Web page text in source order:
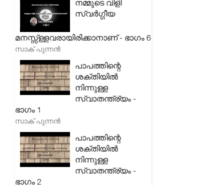
നമ്മുടെ വിളി
സ്വർഗ്ഗീയ
മനസ്സ്ള്ളവരായിരിക്കാനാണ് - ഭാഗം 6
സാക് പുന്നൻ
പാപത്തിന്റെ
ശക്തിയിൽ
നിന്നുള്ള
സ്വാതന്ത്ര്യം -
ഭാഗം 1
സാക് പുന്നൻ
പാപത്തിന്റെ
ശക്തിയിൽ
നിന്നുള്ള
സ്വാതന്ത്ര്യം -
ഭാഗം 2